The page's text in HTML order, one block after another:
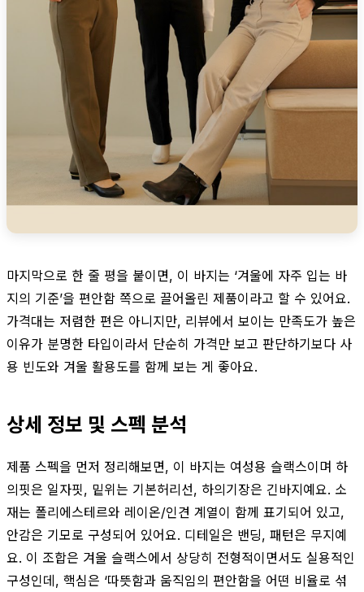
마지막으로 한 줄 평을 붙이면, 이 바지는 ‘겨울에 자주 입는 바
지의 기준’을 편안함 쪽으로 끌어올린 제품이라고 할 수 있어요.
가격대는 저렴한 편은 아니지만, 리뷰에서 보이는 만족도가 높은
이유가 분명한 타입이라서 단순히 가격만 보고 판단하기보다 사
용 빈도와 겨울 활용도를 함께 보는 게 좋아요.
상세 정보 및 스펙 분석
제품 스펙을 먼저 정리해보면, 이 바지는 여성용 슬랙스이며 하
의핏은 일자핏, 밑위는 기본허리선, 하의기장은 긴바지예요. 소
재는 폴리에스테르와 레이온/인견 계열이 함께 표기되어 있고,
안감은 기모로 구성되어 있어요. 디테일은 밴딩, 패턴은 무지예
요. 이 조합은 겨울 슬랙스에서 상당히 전형적이면서도 실용적인
구성인데, 핵심은 ‘따뜻함과 움직임의 편안함을 어떤 비율로 섞